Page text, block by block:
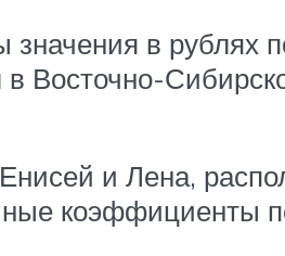
в рублях
Восточно-
и Лена,
коэффициенты